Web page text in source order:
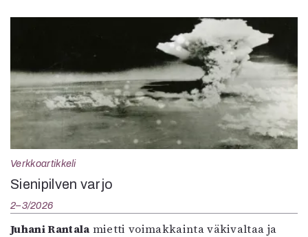
Verkkoartikkeli
Sienipilven varjo
2–3/2026
Juhani Rantala mietti voimakkainta väkivaltaa ja